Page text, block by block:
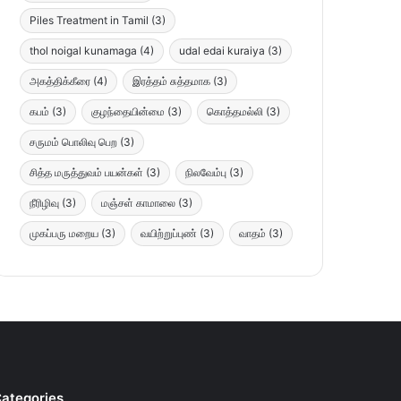
Piles Treatment in Tamil (3)
thol noigal kunamaga (4) udal edai kuraiya (3)
அகத்திக்கீரை (4) இரத்தம் சுத்தமாக (3)
கபம் (3) குழந்தையின்மை (3) கொத்தமல்லி (3)
சருமம் பொலிவு பெற (3)
சித்த மருத்துவம் பயன்கள் (3) நிலவேம்பு (3)
நீரிழிவு (3) மஞ்சள் காமாலை (3)
முகப்பரு மறைய (3) வயிற்றுப்புண் (3) வாதம் (3)